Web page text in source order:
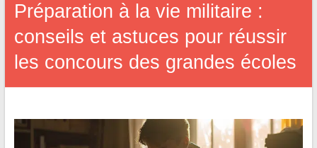
Préparation à la vie militaire :
conseils et astuces pour réussir
les concours des grandes écoles